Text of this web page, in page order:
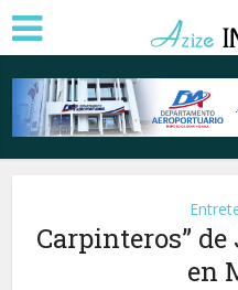
Carpinteros”
en